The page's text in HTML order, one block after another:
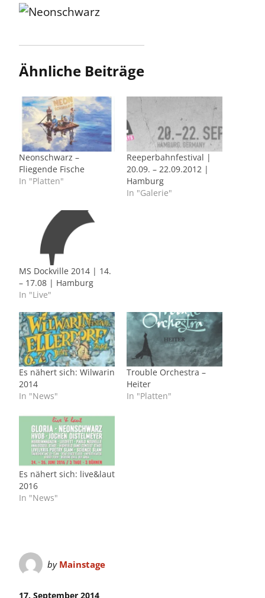
Ähnliche Beiträge
Neonschwarz –
Fliegende Fische
In "Platten"
Reeperbahnfestival |
20.09. – 22.09.2012 |
Hamburg
In "Galerie"
MS Dockville 2014 | 14.
– 17.08 | Hamburg
In "Live"
Es nähert sich: Wilwarin
2014
In "News"
Trouble Orchestra –
Heiter
In "Platten"
Es nähert sich: live&laut
2016
In "News"
by Mainstage
17. September 2014